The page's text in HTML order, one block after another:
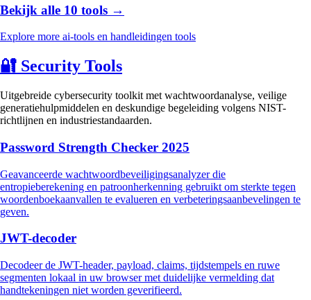
Bekijk alle 10 tools →
Explore more ai-tools en handleidingen tools
🔐 Security Tools
Uitgebreide cybersecurity toolkit met wachtwoordanalyse, veilige
generatiehulpmiddelen en deskundige begeleiding volgens NIST-
richtlijnen en industriestandaarden.
Password Strength Checker 2025
Geavanceerde wachtwoordbeveiligingsanalyzer die
entropieberekening en patroonherkenning gebruikt om sterkte tegen
woordenboekaanvallen te evalueren en verbeteringsaanbevelingen te
geven.
JWT-decoder
Decodeer de JWT-header, payload, claims, tijdstempels en ruwe
segmenten lokaal in uw browser met duidelijke vermelding dat
handtekeningen niet worden geverifieerd.